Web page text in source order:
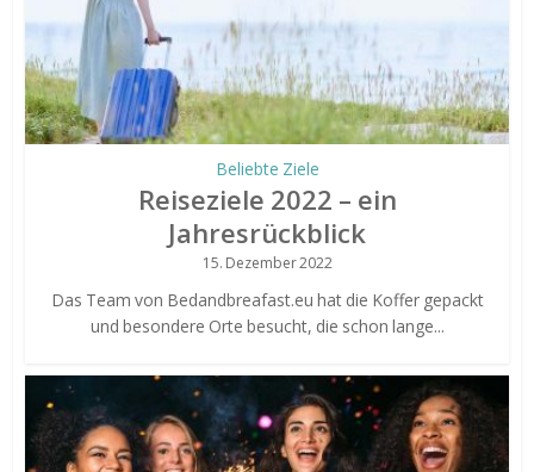
Beliebte Ziele
Reiseziele 2022 – ein
Jahresrückblick
15. Dezember 2022
Das Team von Bedandbreafast.eu hat die Koffer gepackt
und besondere Orte besucht, die schon lange...